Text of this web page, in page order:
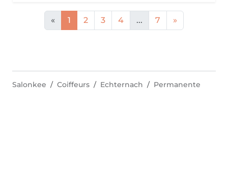
« 1 2 3 4 ... 7 »
Salonkee Coiffeurs Echternach Permanente